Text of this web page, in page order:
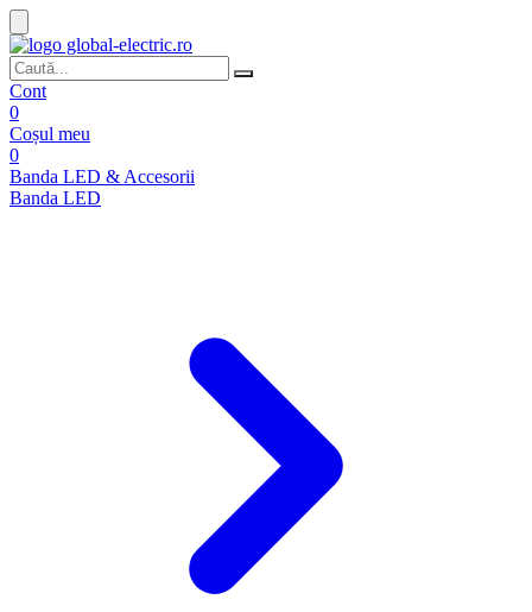
Cont
0
Coșul meu
0
Banda LED & Accesorii
Banda LED